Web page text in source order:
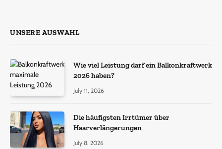
UNSERE AUSWAHL
Wie viel Leistung darf ein Balkonkraftwerk
2026 haben?
July 11, 2026
Die häufigsten Irrtümer über
Haarverlängerungen
July 8, 2026